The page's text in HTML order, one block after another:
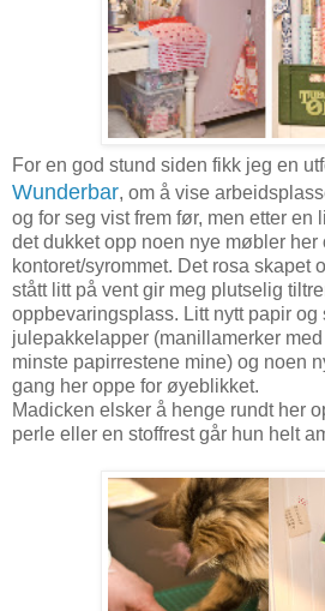
For en god stund siden fikk jeg en
Wunderbar, om å vise
og for seg vist frem før, men etter en
det dukket opp noen nye møbler her
kontoret/syrommet. Det rosa skapet
stått litt på vent gir meg plutselig
oppbevaringsplass. Litt nytt papir og
julepakkelapper (manillamerker
minste papirrestene mine) og noen
gang her oppe for øyeblikket.
Madicken elsker å henge rundt her
perle eller en stoffrest går hun helt